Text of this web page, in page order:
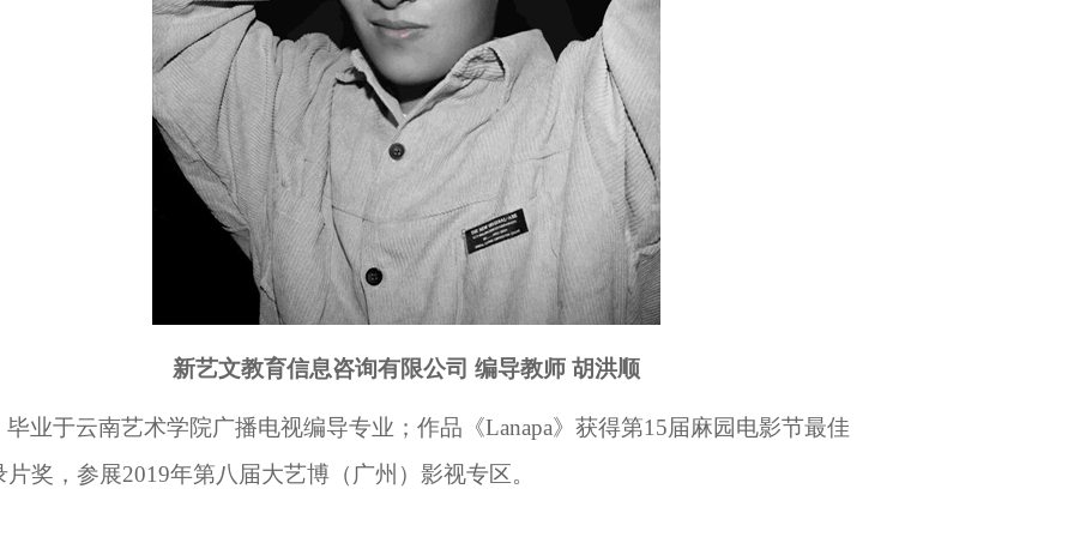
新艺文教育信息咨询有限公司 编导教师 胡洪顺
毕业于云南艺术学院广播电视编导专业；作品《Lanapa》获得第15届麻园电影节最佳
片奖，参展2019年第八届大艺博（广州）影视专区。